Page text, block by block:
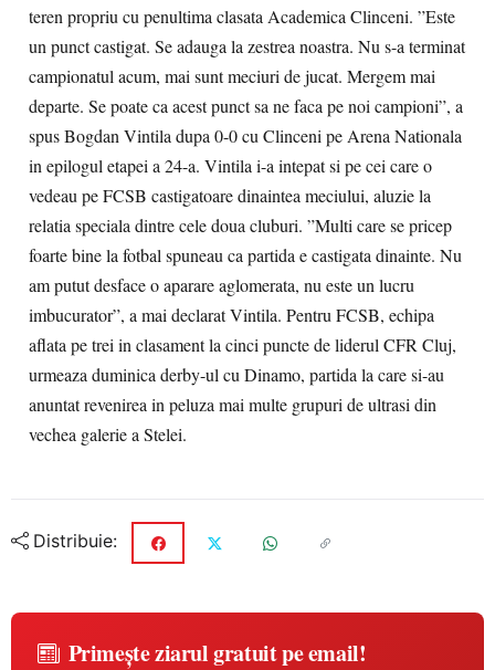
teren propriu cu penultima clasata Academica Clinceni. ”Este
un punct castigat. Se adauga la zestrea noastra. Nu s-a terminat
campionatul acum, mai sunt meciuri de jucat. Mergem mai
departe. Se poate ca acest punct sa ne faca pe noi campioni”, a
spus Bogdan Vintila dupa 0-0 cu Clinceni pe Arena Nationala
in epilogul etapei a 24-a. Vintila i-a intepat si pe cei care o
vedeau pe FCSB castigatoare dinaintea meciului, aluzie la
relatia speciala dintre cele doua cluburi. ”Multi care se pricep
foarte bine la fotbal spuneau ca partida e castigata dinainte. Nu
am putut desface o aparare aglomerata, nu este un lucru
imbucurator”, a mai declarat Vintila. Pentru FCSB, echipa
aflata pe trei in clasament la cinci puncte de liderul CFR Cluj,
urmeaza duminica derby-ul cu Dinamo, partida la care si-au
anuntat revenirea in peluza mai multe grupuri de ultrasi din
vechea galerie a Stelei.
Distribuie:
Primește ziarul gratuit pe email!